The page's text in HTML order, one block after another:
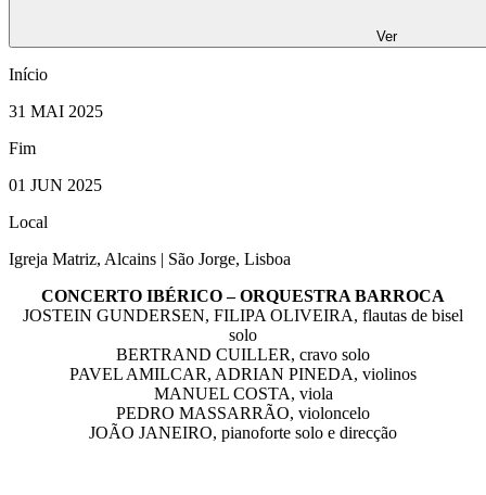
Ver
Início
31 MAI 2025
Fim
01 JUN 2025
Local
Igreja Matriz, Alcains | São Jorge, Lisboa
CONCERTO IBÉRICO – ORQUESTRA BARROCA
JOSTEIN GUNDERSEN, FILIPA OLIVEIRA, flautas de bisel
solo
BERTRAND CUILLER, cravo solo
PAVEL AMILCAR, ADRIAN PINEDA, violinos
MANUEL COSTA, viola
PEDRO MASSARRÃO, violoncelo
JOÃO JANEIRO, pianoforte solo e direcção